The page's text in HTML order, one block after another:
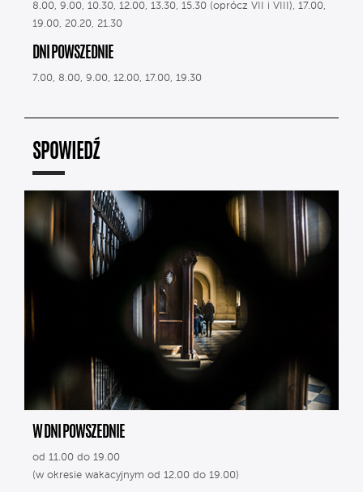
8.00, 9.00, 10.30, 12.00, 13.30, 15.30 (oprócz VII i VIII), 17.00,
19.00, 20.20, 21.30
DNI POWSZEDNIE
7.00, 8.00, 9.00, 12.00, 17.00, 19.30
SPOWIEDŹ
W DNI POWSZEDNIE
od 11.00 do 19.00
(w okresie wakacyjnym od 12.00 do 19.00)